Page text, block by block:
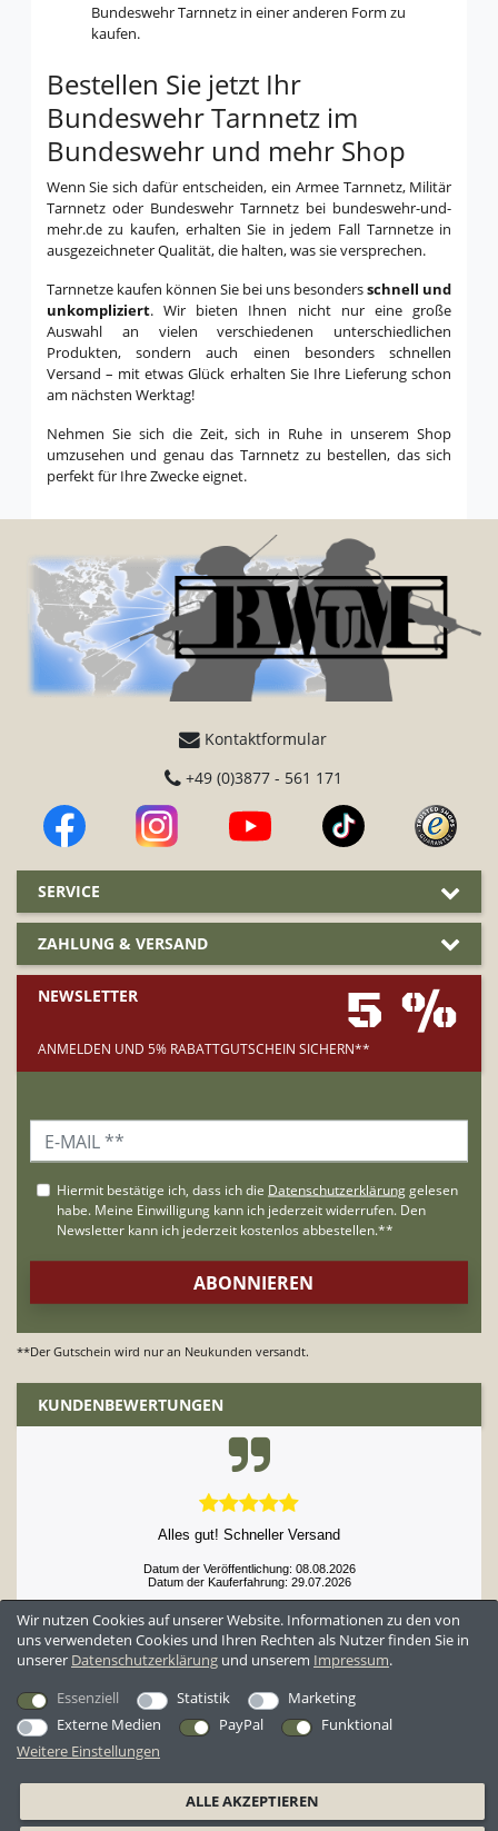
Bundeswehr Tarnnetz in einer anderen Form zu
kaufen.
Bestellen Sie jetzt Ihr
Bundeswehr Tarnnetz im
Bundeswehr und mehr Shop
Wenn Sie sich dafür entscheiden, ein Armee Tarnnetz, Militär
Tarnnetz oder Bundeswehr Tarnnetz bei bundeswehr-und-
mehr.de zu kaufen, erhalten Sie in jedem Fall Tarnnetze in
ausgezeichneter Qualität, die halten, was sie versprechen.
Tarnnetze kaufen können Sie bei uns besondersschnell und
unkompliziert. Wir bieten Ihnen nicht nur eine große
Auswahl an vielen verschiedenen unterschiedlichen
Produkten, sondern auch einen besonders schnellen
Versand – mit etwas Glück erhalten Sie Ihre Lieferung schon
am nächsten Werktag!
Nehmen Sie sich die Zeit, sich in Ruhe in unserem Shop
umzusehen und genau das Tarnnetz zu bestellen, das sich
perfekt für Ihre Zwecke eignet.
Kontaktformular
+49 (0)3877 - 561 171
SERVICE
ZAHLUNG & VERSAND
NEWSLETTER 5 %
ANMELDEN UND 5% RABATTGUTSCHEIN SICHERN**
**Der Gutschein wird nur an Neukunden versandt.
KUNDENBEWERTUNGEN
Alles gut! Schneller Versand
Datum der Veröffentlichung: 08.08.2026
Datum der Kauferfahrung: 29.07.2026
Wir nutzen Cookies auf unserer Website. Informationen zu den von
uns verwendeten Cookies und Ihren Rechten als Nutzer finden Sie in
unserer Daten­schutz­erklärung und unserem Impressum.
Essenziell
Statistik
Marketing
Externe Medien
PayPal
Funktional
Weitere Einstellungen
ALLE AKZEPTIEREN
AGB Datenschutzerklärung Widerrufsrecht Widerrufsformular